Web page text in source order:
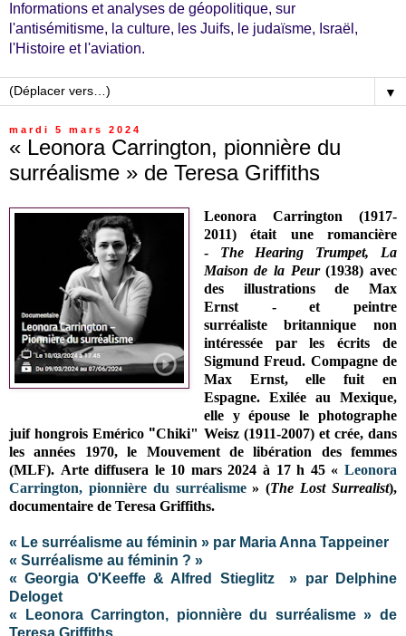
Informations et analyses de géopolitique, sur
l'antisémitisme, la culture, les Juifs, le judaïsme, Israël,
l'Histoire et l'aviation.
▼
mardi 5 mars 2024
« Leonora Carrington, pionnière du
surréalisme » de Teresa Griffiths
Leonora Carrington (1917-
2011) était une romancière
- The Hearing Trumpet, La
Maison de la Peur(1938) avec
des illustrations de Max
Ernst -et peintre
surréalistebritanniquenon
intéressée par les écrits de
Sigmund Freud. Compagne de
Max Ernst, elle fuit en
Espagne. Exilée au Mexique,
elle y épouse le photographe
juif hongrois Emérico "Chiki" Weisz (1911-2007) et crée, dans
les années 1970, le Mouvement de libération des femmes
(MLF). Arte diffusera le 10 mars 2024 à 17 h 45 « Leonora
Carrington, pionnière du surréalisme» (The Lost Surrealist),
documentaire de Teresa Griffiths.
« Le surréalisme au féminin » par Maria Anna Tappeiner
« Surréalisme au féminin ? »
« Georgia O'Keeffe & Alfred Stieglitz » par Delphine
Deloget
« Leonora Carrington, pionnière du surréalisme » de
Teresa Griffiths